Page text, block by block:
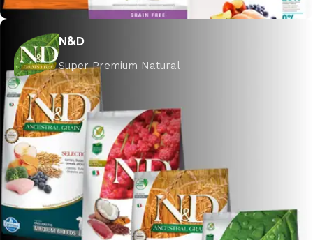
N&D
Super Premium Natural